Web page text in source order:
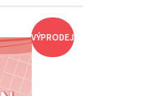
VÝPRODEJ